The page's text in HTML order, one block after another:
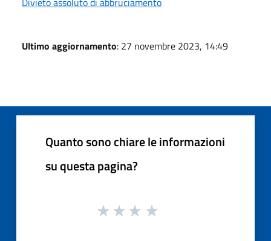
Ultimo aggiornamento: 27 novembre 2023, 14:49
Quanto sono chiare le informazioni
su questa pagina?